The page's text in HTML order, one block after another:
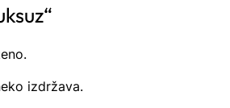
izdržava.